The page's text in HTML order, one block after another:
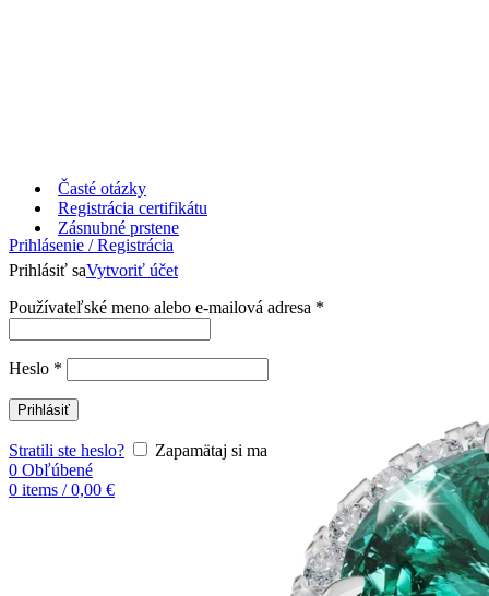
Časté otázky
Registrácia certifikátu
Prihlásenie / Registrácia
Prihlásiť saVytvoriť účet
Používateľské meno alebo e-mailová adresa *
Heslo *
Prihlásiť
Stratili ste heslo?
Zapamätaj si ma
0 Obľúbené
0 items / 0,00 €
Zásnubné prstene